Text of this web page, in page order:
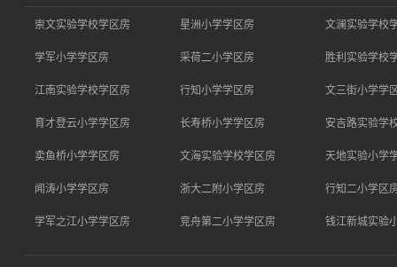
崇文实验学校学区房 星洲小学学区房 文澜实验学校
学军小学学区房 采荷二小学区房 胜利实验学校
江南实验学校学区房 行知小学学区房 文三街小学学
育才登云小学学区房 长寿桥小学学区房 安吉路实验学
卖鱼桥小学学区房 文海实验学校学区房 天地实验小学
闻涛小学学区房 浙大二附小学区房 行知二小学区
学军之江小学学区房 竞舟第二小学学区房 钱江新城实验